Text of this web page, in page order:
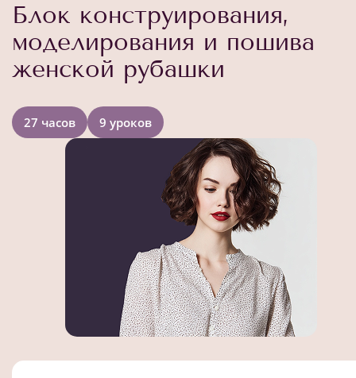
Блок конструирования,
моделирования и пошива
женской рубашки
27 часов 9 уроков